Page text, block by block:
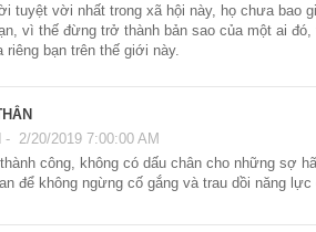
tuyệt vời nhất trong xã hội này, họ chưa bao
vì thế đừng trở thành bản sao của một ai
riêng bạn trên thế giới này.
‐ 2/20/2019 7:00:00 AM
công, không có dấu chân cho những sợ
để không ngừng cố gắng và trau dồi năng lực